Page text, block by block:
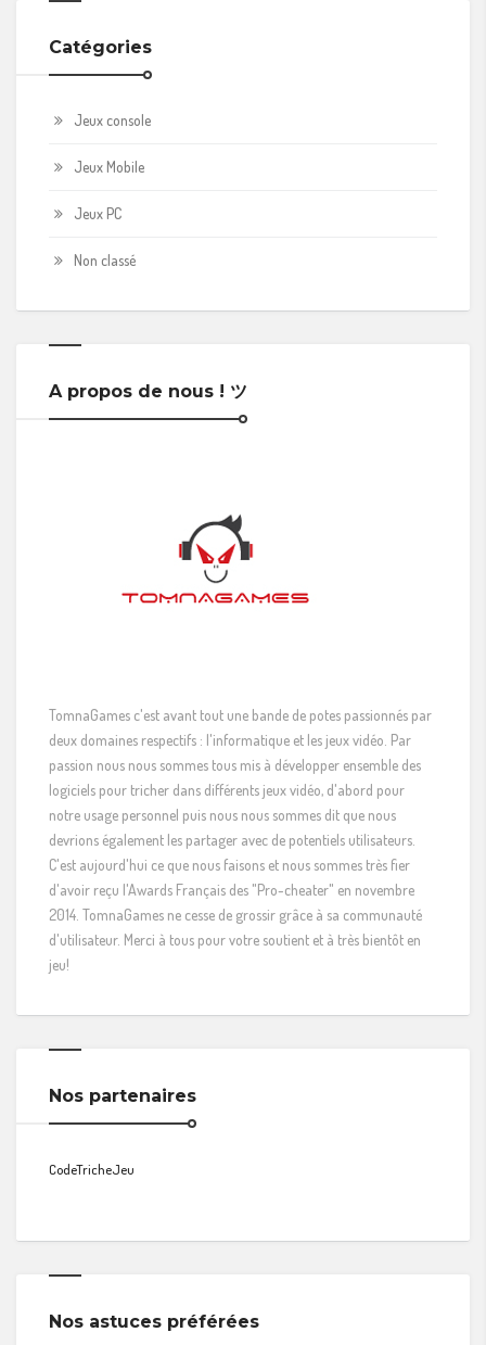
Catégories
Jeux console
Jeux Mobile
Jeux PC
Non classé
A propos de nous ! ツ
TomnaGames c'est avant tout une bande de potes passionnés par
deux domaines respectifs : l'informatique et les jeux vidéo. Par
passion nous nous sommes tous mis à développer ensemble des
logiciels pour tricher dans différents jeux vidéo, d'abord pour
notre usage personnel puis nous nous sommes dit que nous
devrions également les partager avec de potentiels utilisateurs.
C'est aujourd'hui ce que nous faisons et nous sommes très fier
d'avoir reçu l'Awards Français des "Pro-cheater" en novembre
2014. TomnaGames ne cesse de grossir grâce à sa communauté
d'utilisateur. Merci à tous pour votre soutient et à très bientôt en
jeu!
Nos partenaires
CodeTricheJeu
Nos astuces préférées